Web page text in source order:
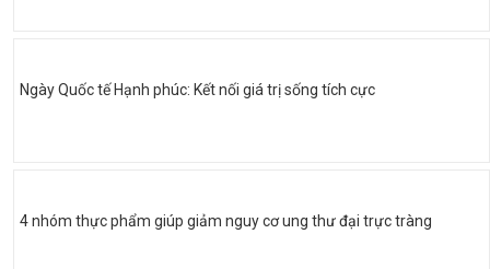
Ngày Quốc tế Hạnh phúc: Kết nối giá trị sống tích cực
4 nhóm thực phẩm giúp giảm nguy cơ ung thư đại trực tràng